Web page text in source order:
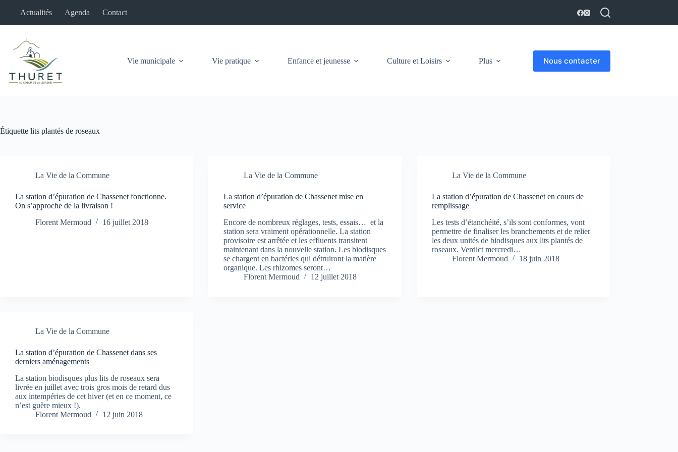
Actualités Agenda Contact
Vie municipale Vie pratique Enfance et jeunesse Culture et Loisirs Plus Nous contacter
Étiquette lits plantés de roseaux
La Vie de la Commune
La station d’épuration de Chassenet fonctionne.
On s’approche de la livraison !
Florent Mermoud
16 juillet 2018
La Vie de la Commune
La station d’épuration de Chassenet mise en
service
Encore de nombreux réglages, tests, essais… et la
station sera vraiment opérationnelle. La station
provisoire est arrêtée et les effluents transitent
maintenant dans la nouvelle station. Les biodisques
se chargent en bactéries qui détruiront la matière
organique. Les rhizomes seront…
Florent Mermoud
12 juillet 2018
La Vie de la Commune
La station d’épuration de Chassenet en cours de
remplissage
Les tests d’étanchéité, s’ils sont conformes, vont
permettre de finaliser les branchements et de relier
les deux unités de biodisques aux lits plantés de
roseaux. Verdict mercredi…
Florent Mermoud
18 juin 2018
La Vie de la Commune
La station d’épuration de Chassenet dans ses
derniers aménagements
La station biodisques plus lits de roseaux sera
livrée en juillet avec trois gros mois de retard dus
aux intempéries de cet hiver (et en ce moment, ce
n’est guère mieux !).
Florent Mermoud
12 juin 2018